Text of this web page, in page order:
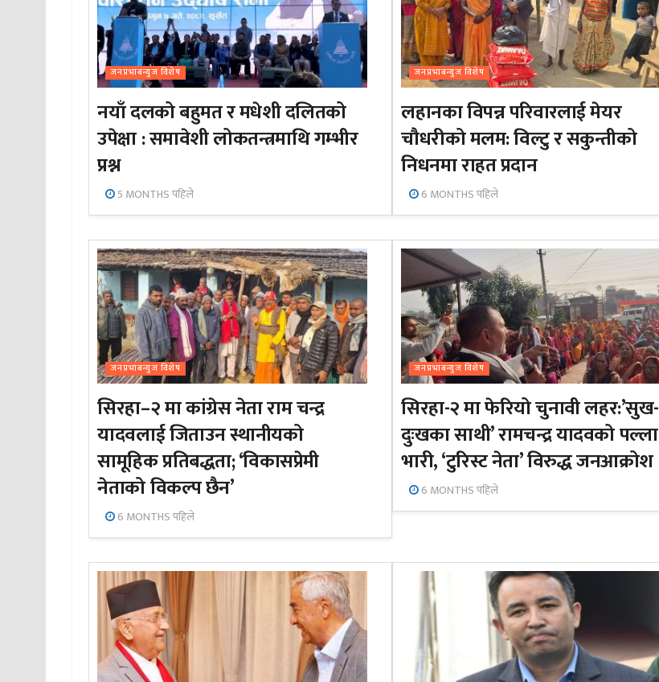
जनप्रभाबन्युज विशेष
नयाँ दलको बहुमत र मधेशी दलितको
उपेक्षा : समावेशी लोकतन्त्रमाथि गम्भीर
प्रश्न
5 MONTHS पहिले
जनप्रभाबन्युज विशेष
लहानका विपन्न परिवारलाई मेयर
चौधरीको मलम: विल्टु र सकुन्तीको
निधनमा राहत प्रदान
6 MONTHS पहिले
जनप्रभाबन्युज विशेष
सिरहा–२ मा कांग्रेस नेता राम चन्द्र
यादवलाई जिताउन स्थानीयको
सामूहिक प्रतिबद्धता; ‘विकासप्रेमी
नेताको विकल्प छैन’
6 MONTHS पहिले
जनप्रभाबन्युज विशेष
सिरहा-२ मा फेरियो चुनावी लहर:’सुख-
दुःखका साथी’ रामचन्द्र यादवको पल्ला
भारी, ‘टुरिस्ट नेता’ विरुद्ध जनआक्रोश
6 MONTHS पहिले